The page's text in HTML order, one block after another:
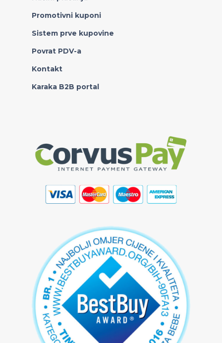
Promotivni kuponi
Sistem prve kupovine
Povrat PDV-a
Kontakt
Karaka B2B portal